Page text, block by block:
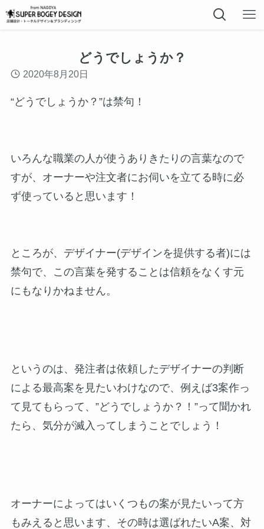
どうでしょうか？
2020年8月20日
“どうでしょうか？”は禁句！
いろんな職業の人が使うありきたりの言葉なので
すが、オーナーや注文者にお伺いを立てる時に必
ず使っていると思います！
ところが、デザイナー(デザインを提供する者)には
禁句で、この言葉を発することは信頼をなくす元
にもなりかねません。
というのは、発注者は依頼したデザイナーの判断
による最高案を見たいわけなので、例えば3案作っ
て見てもらって、”どうでしょうか？！”って聞かれ
たら、気分が滅入ってしまうことでしょう！
オーナーによってはいくつもの案が見たいって方
もみえると思います、その時は選ばれたいA案、対